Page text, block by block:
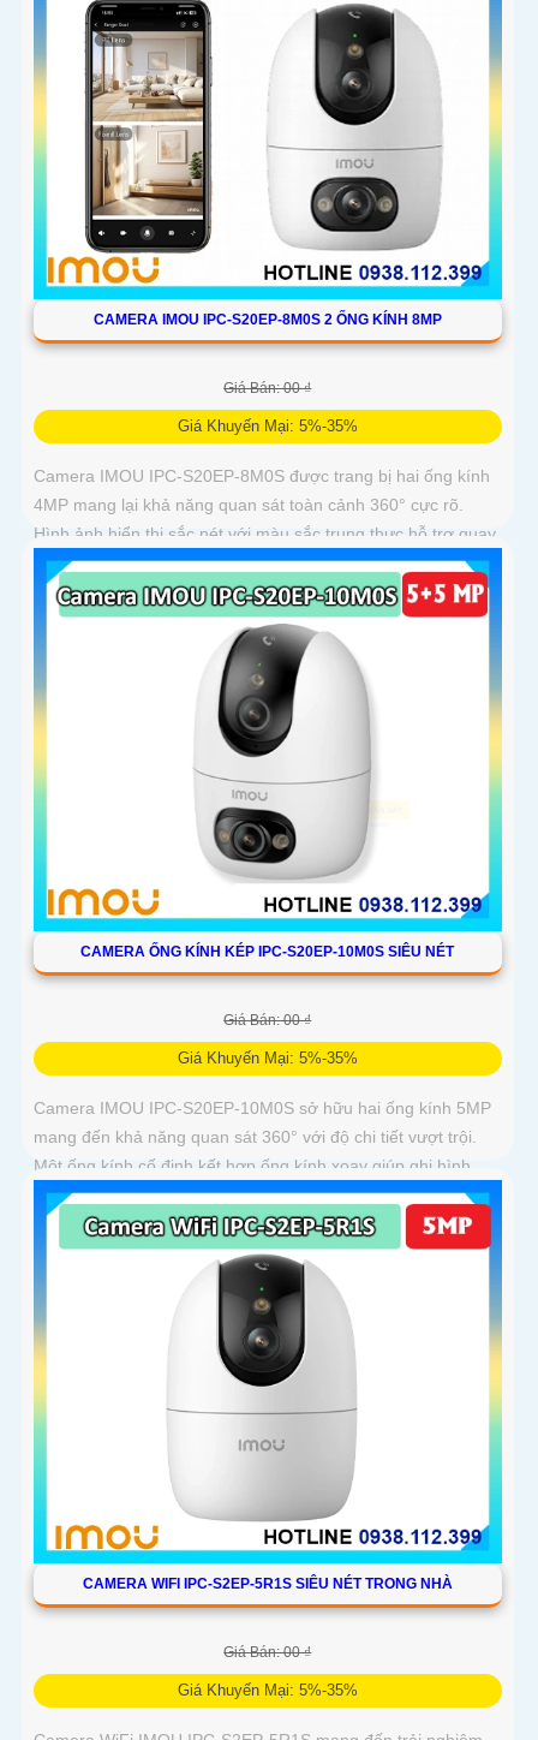
CAMERA IMOU IPC-S20EP-8M0S 2 ỐNG KÍNH 8MP
Giá Bán: 00 ₫
Giá Khuyến Mại: 5%-35%
Camera IMOU IPC-S20EP-8M0S được trang bị hai ống kính
4MP mang lại khả năng quan sát toàn cảnh 360° cực rõ.
Hình ảnh hiển thị sắc nét với màu sắc trung thực hỗ trợ quay
ngang 355° và dọc 90°
CAMERA ỐNG KÍNH KÉP IPC-S20EP-10M0S SIÊU NÉT
Giá Bán: 00 ₫
Giá Khuyến Mại: 5%-35%
Camera IMOU IPC-S20EP-10M0S sở hữu hai ống kính 5MP
mang đến khả năng quan sát 360° với độ chi tiết vượt trội.
Một ống kính cố định kết hợp ống kính xoay giúp ghi hình
toàn diện mà không bỏ sót điểm mù
CAMERA WIFI IPC-S2EP-5R1S SIÊU NÉT TRONG NHÀ
Giá Bán: 00 ₫
Giá Khuyến Mại: 5%-35%